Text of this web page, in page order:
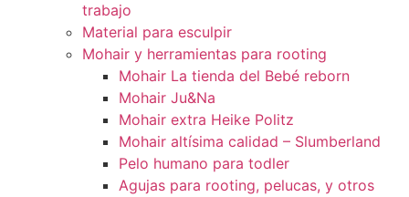
trabajo
Material para esculpir
Mohair y herramientas para rooting
Mohair La tienda del Bebé reborn
Mohair Ju&Na
Mohair extra Heike Politz
Mohair altísima calidad – Slumberland
Pelo humano para todler
Agujas para rooting, pelucas, y otros